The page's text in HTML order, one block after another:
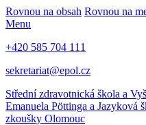
Rovnou na obsah Rovnou na
Menu
+420 585 704 111
sekretariat@epol.cz
Střední zdravotnická škola a
Emanuela Pöttinga a Jazyková
zkoušky Olomouc